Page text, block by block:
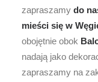
zapraszamy do
mieści się w
obojętnie obok
nadają jako
zapraszamy na